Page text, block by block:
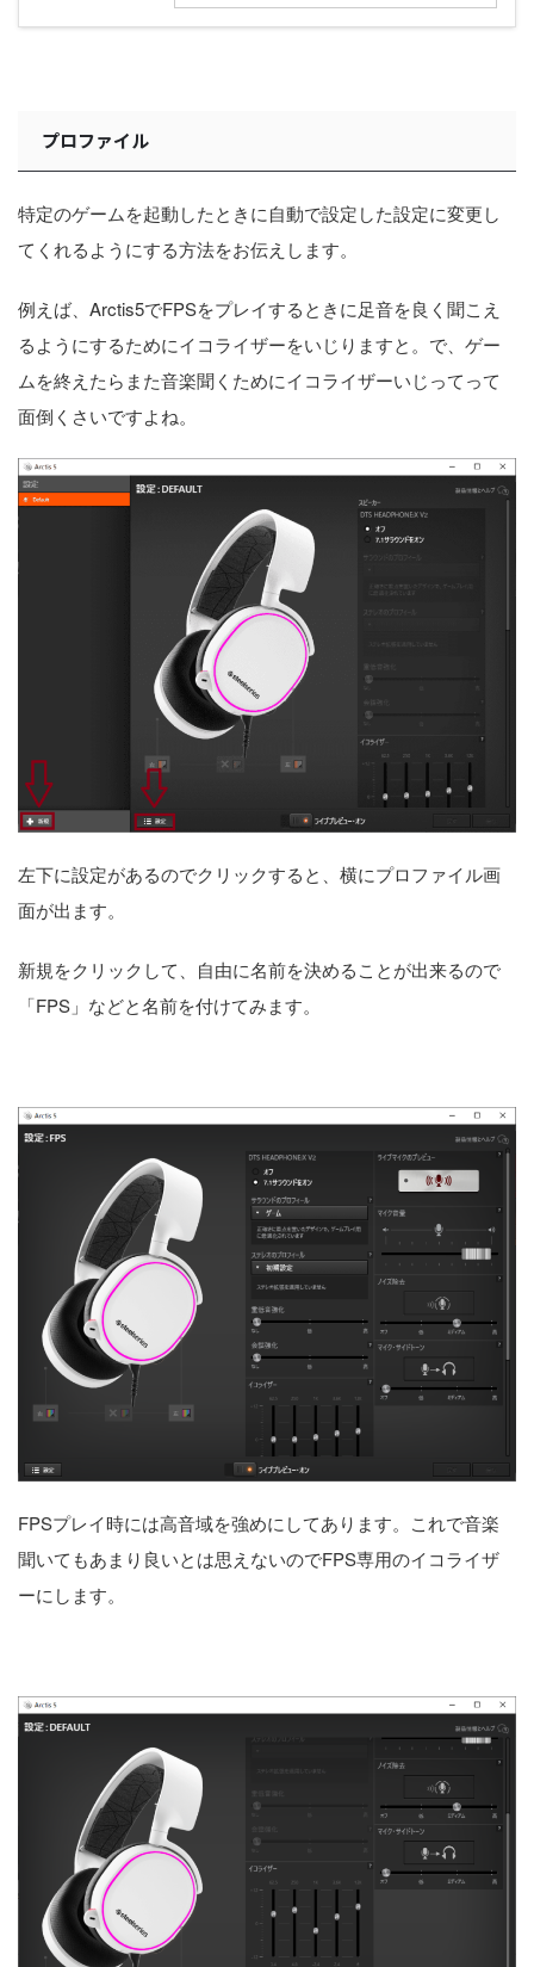
プロファイル
特定のゲームを起動したときに自動で設定した設定に変更し
てくれるようにする方法をお伝えします。
例えば、Arctis5でFPSをプレイするときに足音を良く聞こえ
るようにするためにイコライザーをいじりますと。で、ゲー
ムを終えたらまた音楽聞くためにイコライザーいじってって
面倒くさいですよね。
左下に設定があるのでクリックすると、横にプロファイル画
面が出ます。
新規をクリックして、自由に名前を決めることが出来るので
「FPS」などと名前を付けてみます。
FPSプレイ時には高音域を強めにしてあります。これで音楽
聞いてもあまり良いとは思えないのでFPS専用のイコライザ
ーにします。